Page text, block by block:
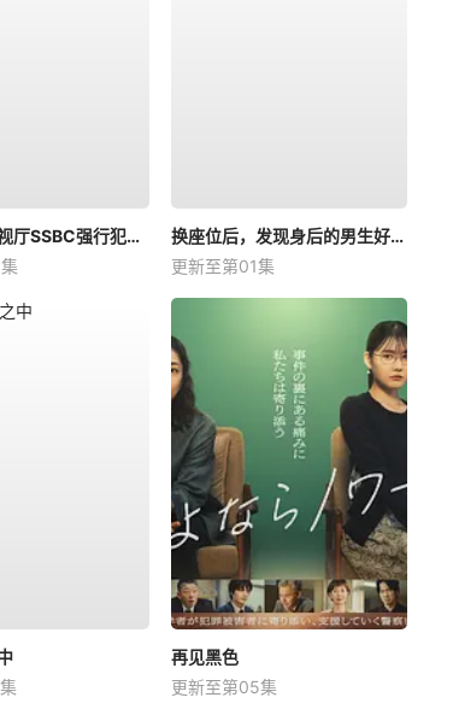
大追踪〜警视厅SSBC强行犯系〜第二季
换座位后，发现身后的男生好像喜欢我
更新至第01集
再见黑色
更新至第05集